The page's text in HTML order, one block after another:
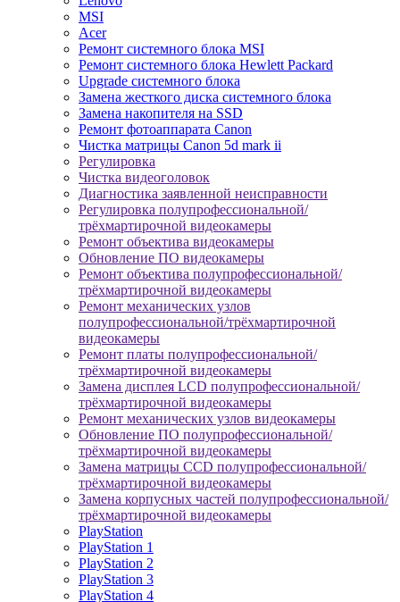
MSI
Acer
Ремонт системного блока MSI
Ремонт системного блока Hewlett Packard
Upgrade системного блока
Замена жесткого диска системного блока
Замена накопителя на SSD
Ремонт фотоаппарата Canon
Чистка матрицы Canon 5d mark ii
Регулировка
Чистка видеоголовок
Диагностика заявленной неисправности
Регулировка полупрофессиональной/
трёхмартирочной видеокамеры
Ремонт объектива видеокамеры
Обновление ПО видеокамеры
Ремонт объектива полупрофессиональной/
трёхмартирочной видеокамеры
Ремонт механических узлов
полупрофессиональной/трёхмартирочной
видеокамеры
Ремонт платы полупрофессиональной/
трёхмартирочной видеокамеры
Замена дисплея LCD полупрофессиональной/
трёхмартирочной видеокамеры
Ремонт механических узлов видеокамеры
Обновление ПО полупрофессиональной/
трёхмартирочной видеокамеры
Замена матрицы CCD полупрофессиональной/
трёхмартирочной видеокамеры
Замена корпусных частей полупрофессиональной/
трёхмартирочной видеокамеры
PlayStation
PlayStation 1
PlayStation 2
PlayStation 3
PlayStation 4